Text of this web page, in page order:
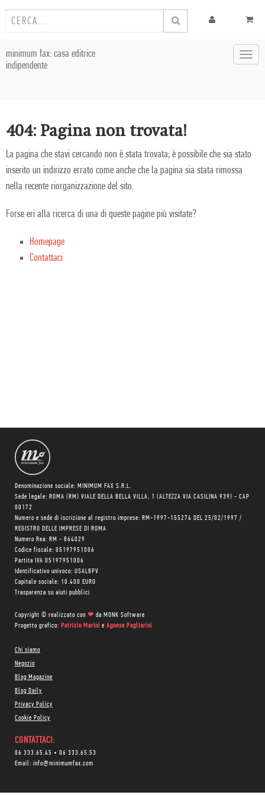
minimum fax: casa editrice
indipendente
404: Pagina non trovata!
La pagina che stavi cercando non è stata trovata; è possibile che sia stato
inserito un indirizzo errato come anche che la pagina sia stata rimossa
nella recente riorganizzazione del sito.
Forse eri alla ricerca di una di queste pagine più visitate?
Homepage
Contattaci
Denominazione sociale: MINIMUM FAX S.R.L.
Sede legale: ROMA (RM) VIALE DELLA BELLA VILLA, 1 (ALTEZZA VIA CASILINA 939) - CAP
00172
Numero e sede di iscrizione al registro imprese: RM-1997-155274 DEL 25/02/1997 /
REGISTRO DELLE IMPRESE DI ROMA
Numero Rea: RM - 864029
Codice fiscale: 05197951006
Partita IVA 05197951006
Identificativo univoco: USAL8PV
Capitale sociale: 10.400 EURO
Trasparenza su aiuti pubblici
Copyright © realizzato con ❤ da MONK Software
Progetto grafico: Patrizio Marini e Agnese Pagliarini
Chi siamo
Negozio
Blog Magazine
Blog Daily
Privacy Policy
Cookie Policy
CONTATTACI:
06 333.65.45 • 06 333.65.53
Email: info@minimumfax.com